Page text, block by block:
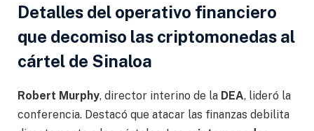
Detalles del operativo financiero
que decomiso las criptomonedas al
cártel de Sinaloa
Robert Murphy, director interino de la DEA, lideró la
conferencia. Destacó que atacar las finanzas debilita